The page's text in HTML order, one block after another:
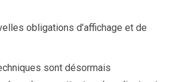
obligations d’affichage et de
sont désormais